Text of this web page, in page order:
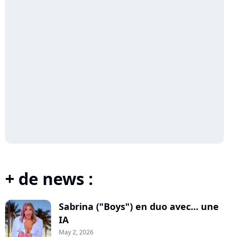
+ de news :
Sabrina ("Boys") en duo avec... une
IA
May 2, 2026